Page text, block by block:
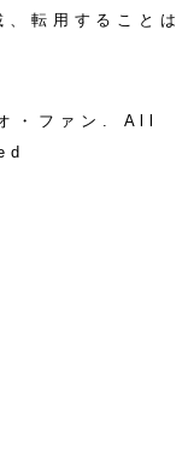
転用することは
・ファン. All